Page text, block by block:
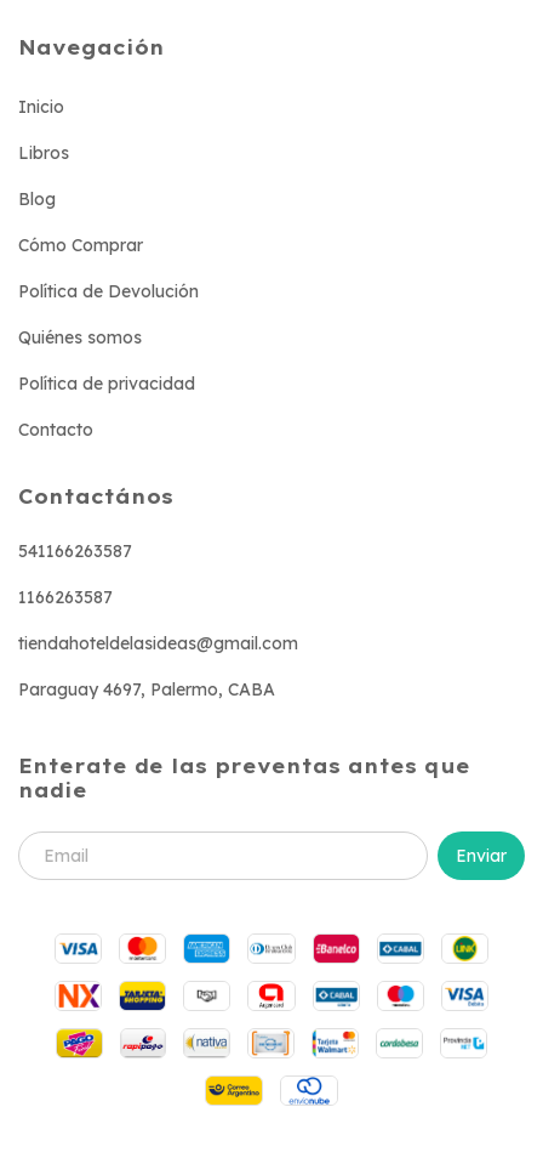
Navegación
Inicio
Libros
Blog
Cómo Comprar
Política de Devolución
Quiénes somos
Política de privacidad
Contacto
Contactános
541166263587
1166263587
tiendahoteldelasideas@gmail.com
Paraguay 4697, Palermo, CABA
Enterate de las preventas antes que
nadie